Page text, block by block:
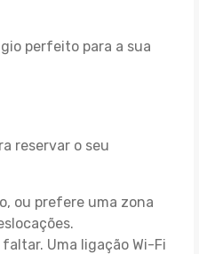
perfeito para a sua
reservar o seu
ou prefere uma zona
Uma ligação Wi-Fi